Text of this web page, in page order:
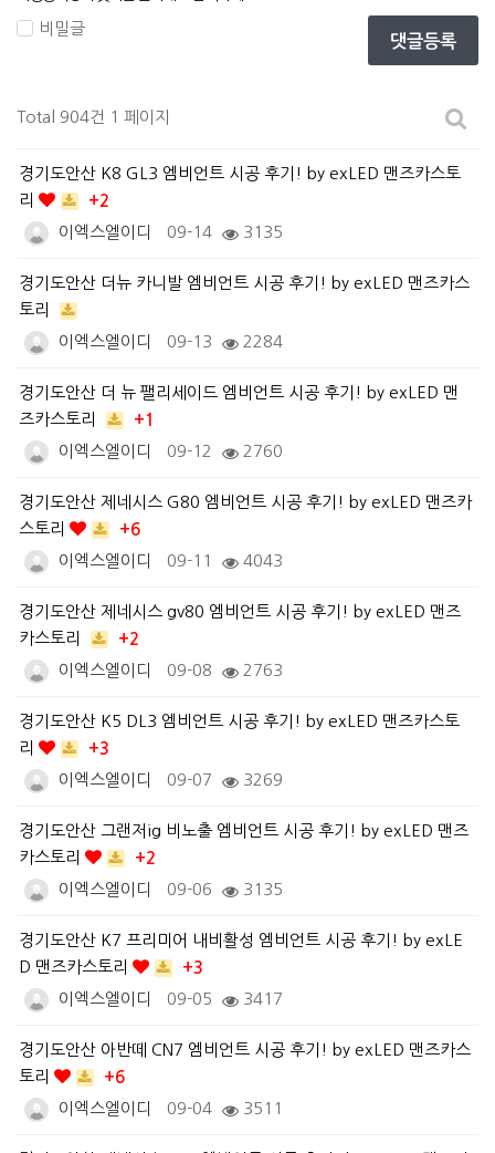
비밀글
댓글등록
Total 904건 1 페이지
경기도안산 K8 GL3 엠비언트 시공 후기! by exLED 맨즈카스토
리
+2
이엑스엘이디
09-14 3135
경기도안산 더뉴 카니발 엠비언트 시공 후기! by exLED 맨즈카스
토리
이엑스엘이디
09-13 2284
경기도안산 더 뉴 팰리세이드 엠비언트 시공 후기! by exLED 맨
즈카스토리
+1
이엑스엘이디
09-12 2760
경기도안산 제네시스 G80 엠비언트 시공 후기! by exLED 맨즈카
스토리
+6
이엑스엘이디
09-11 4043
경기도안산 제네시스 gv80 엠비언트 시공 후기! by exLED 맨즈
카스토리
+2
이엑스엘이디
09-08 2763
경기도안산 K5 DL3 엠비언트 시공 후기! by exLED 맨즈카스토
리
+3
이엑스엘이디
09-07 3269
경기도안산 그랜저ig 비노출 엠비언트 시공 후기! by exLED 맨즈
카스토리
+2
이엑스엘이디
09-06 3135
경기도안산 K7 프리미어 내비활성 엠비언트 시공 후기! by exLE
D 맨즈카스토리
+3
이엑스엘이디
09-05 3417
경기도안산 아반떼 CN7 엠비언트 시공 후기! by exLED 맨즈카스
토리
+6
이엑스엘이디
09-04 3511